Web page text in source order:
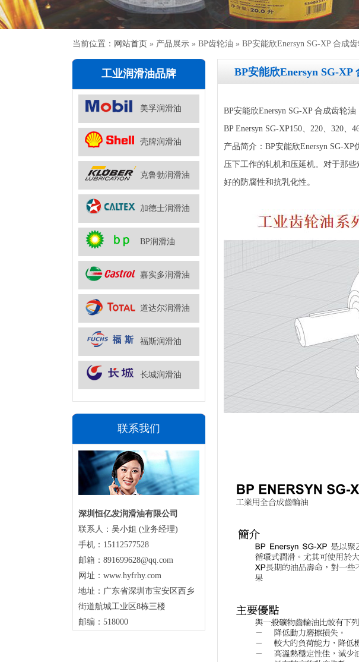
当前位置： 网站首页 » 产品展示 » BP齿轮油 » BP安能欣Enersyn SG-XP 合成
工业润滑油品牌
美孚润滑油
壳牌润滑油
克鲁勃润滑油
加德士润滑油
BP润滑油
嘉实多润滑油
道达尔润滑油
福斯润滑油
长城润滑油
联系我们
深圳恒亿发润滑油有限公司
联系人：吴小姐 (业务经理)
手机：15112577528
邮箱：891699628@qq.com
网址：www.hyfrhy.com
地址：广东省深圳市宝安区西乡
街道航城工业区8栋三楼
邮编：518000
BP安能欣Enersyn SG-XP
BP安能欣Enersyn SG-XP 合成齿轮油
BP Enersyn SG-XP150、220、320、
产品简介：BP安能欣Enersyn SG-
压下工作的轧机和压延机。对于那
好的防腐性和抗乳化性。